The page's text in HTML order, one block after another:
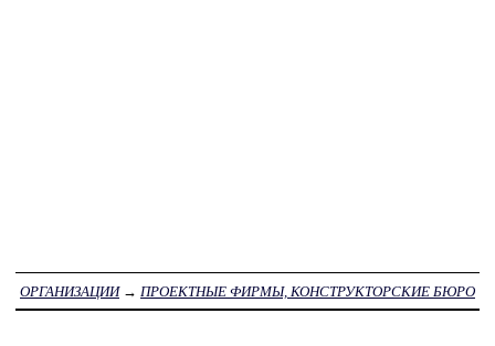
ОРГАНИЗАЦИИ→ ПРОЕКТНЫЕ ФИРМЫ, КОНСТРУКТОРСКИЕ БЮРО